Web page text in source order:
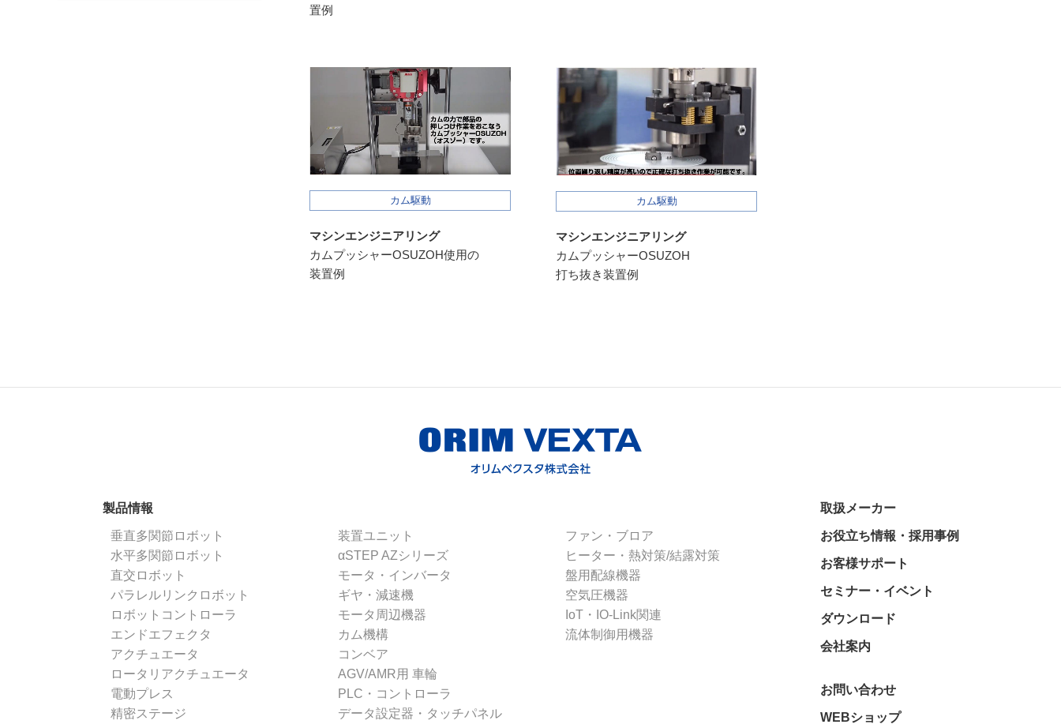
置例
カム駆動
マシンエンジニアリング
カムプッシャーOSUZOH使用の
装置例
カム駆動
マシンエンジニアリング
カムプッシャーOSUZOH
打ち抜き装置例
製品情報
垂直多関節ロボット
水平多関節ロボット
直交ロボット
パラレルリンクロボット
ロボットコントローラ
エンドエフェクタ
アクチュエータ
ロータリアクチュエータ
電動プレス
精密ステージ
装置ユニット
αSTEP AZシリーズ
モータ・インバータ
ギヤ・減速機
モータ周辺機器
カム機構
コンベア
AGV/AMR用 車輪
PLC・コントローラ
データ設定器・タッチパネル
ファン・ブロア
ヒーター・熱対策/結露対策
盤用配線機器
空気圧機器
IoT・IO-Link関連
流体制御用機器
取扱メーカー
お役立ち情報・採用事例
お客様サポート
セミナー・イベント
ダウンロード
会社案内
お問い合わせ
WEBショップ